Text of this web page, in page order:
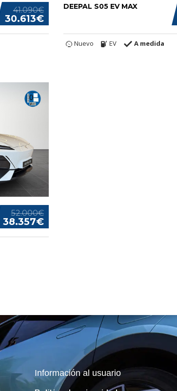
41.090€
30.613€
DEEPAL S05 EV MAX
Nuevo EV A medida
52.000€
38.357€
Información al usuario